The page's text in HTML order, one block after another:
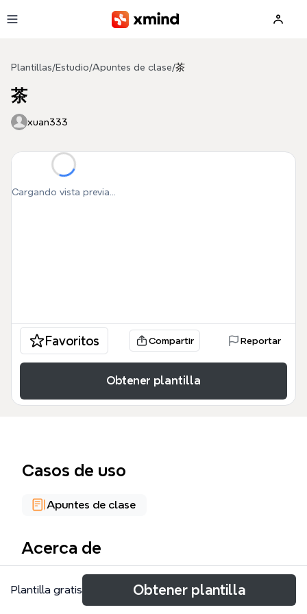
Plantillas/Estudio/Apuntes de clase/茶
茶
xuan333
Cargando vista previa...
Favoritos Compartir Reportar
Obtener plantilla
Casos de uso
Apuntes de clase
Acerca de
这张「茶」思维导图模板系统梳理了中国六大茶系——
绿茶、黄茶、白茶、青茶、红茶、黑茶——的分类、加
Plantilla gratis Obtener plantilla